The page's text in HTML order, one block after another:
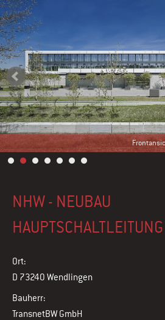
NHW - NEUBAU
HAUPTSCHALTLEITUNG
Ort:
D 73240 Wendlingen
Bauherr:
TransnetBW GmbH